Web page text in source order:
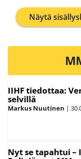
Näytä
IIHF tiedottaa:
selvillä
Markus Nuutinen |
Nyt se tapahtui –